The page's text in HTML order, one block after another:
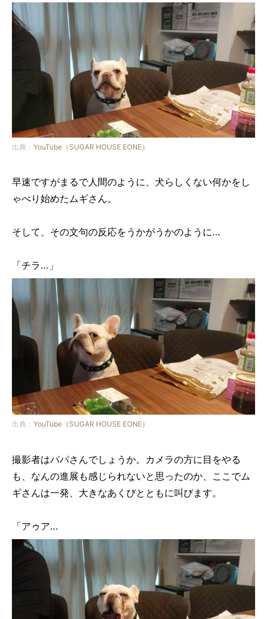
出典： YouTube（SUGAR HOUSE EONE）
早速ですがまるで人間のように、犬らしくない何かをし
ゃべり始めたムギさん。
そして、その文句の反応をうかがうかのように…
「チラ…」
出典： YouTube（SUGAR HOUSE EONE）
撮影者はパパさんでしょうか。カメラの方に目をやる
も、なんの進展も感じられないと思ったのか、ここでム
ギさんは一発、大きなあくびとともに叫びます。
「アゥア…